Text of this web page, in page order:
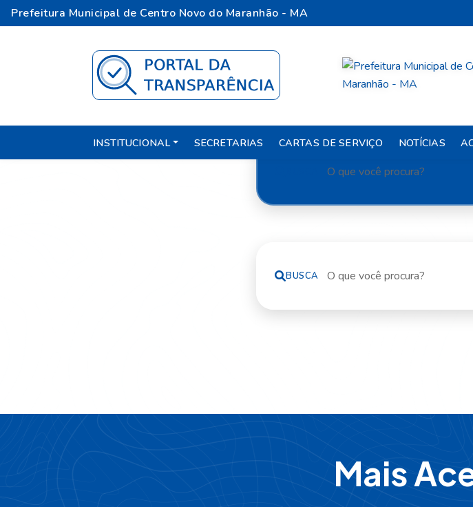
Prefeitura Municipal de Centro Novo do Maranhão - MA
INSTITUCIONAL SECRETARIAS CARTAS DE SERVIÇO NOTÍCIAS
BUSCA
MaisAc